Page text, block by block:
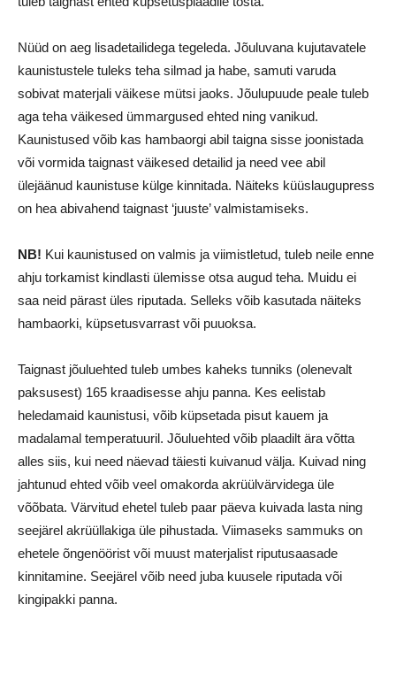
Nüüd on aeg lisadetailidega tegeleda. Jõuluvana kujutavatele
kaunistustele tuleks teha silmad ja habe, samuti varuda
sobivat materjali väikese mütsi jaoks. Jõulupuude peale tuleb
aga teha väikesed ümmargused ehted ning vanikud.
Kaunistused võib kas hambaorgi abil taigna sisse joonistada
või vormida taignast väikesed detailid ja need vee abil
ülejäänud kaunistuse külge kinnitada. Näiteks küüslaugupress
on hea abivahend taignast ‘juuste’ valmistamiseks.
NB! Kui kaunistused on valmis ja viimistletud, tuleb neile enne
ahju torkamist kindlasti ülemisse otsa augud teha. Muidu ei
saa neid pärast üles riputada. Selleks võib kasutada näiteks
hambaorki, küpsetusvarrast või puuoksa.
Taignast jõuluehted tuleb umbes kaheks tunniks (olenevalt
paksusest) 165 kraadisesse ahju panna. Kes eelistab
heledamaid kaunistusi, võib küpsetada pisut kauem ja
madalamal temperatuuril. Jõuluehted võib plaadilt ära võtta
alles siis, kui need näevad täiesti kuivanud välja. Kuivad ning
jahtunud ehted võib veel omakorda akrüülvärvidega üle
võõbata. Värvitud ehetel tuleb paar päeva kuivada lasta ning
seejärel akrüüllakiga üle pihustada. Viimaseks sammuks on
ehetele õngenöörist või muust materjalist riputusaasade
kinnitamine. Seejärel võib need juba kuusele riputada või
kingipakki panna.